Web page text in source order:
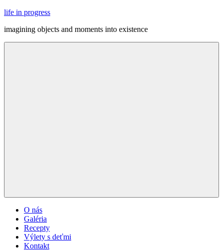
Skip
content
life in progress
imagining objects and moments into existence
O nás
Galéria
Recepty
Výlety s deťmi
Kontakt